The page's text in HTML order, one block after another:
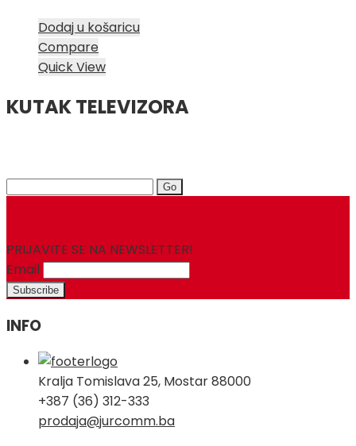
Dodaj u košaricu
Compare
Quick View
KUTAK TELEVIZORA
Search
PRIJAVITE SE NA NEWSLETTER!
Email
INFO
Kralja Tomislava 25, Mostar 88000
+387 (36) 312-333
prodaja@jurcomm.ba